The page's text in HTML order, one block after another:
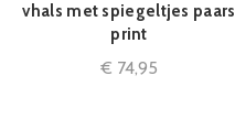
vhals met spiegeltjes paars
print
€ 74,95